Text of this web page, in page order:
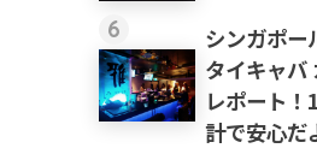
6
シンガポー
タイキャバ
レポート
計で安心だ